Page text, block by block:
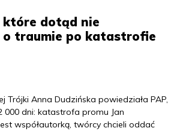
które dotąd nie
o traumie po katastrofie
Trójki Anna Dudzińska powiedziała PAP,
000 dni: katastrofa promu Jan
współautorką, twórcy chcieli oddać